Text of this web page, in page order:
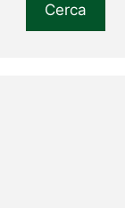
Cerca